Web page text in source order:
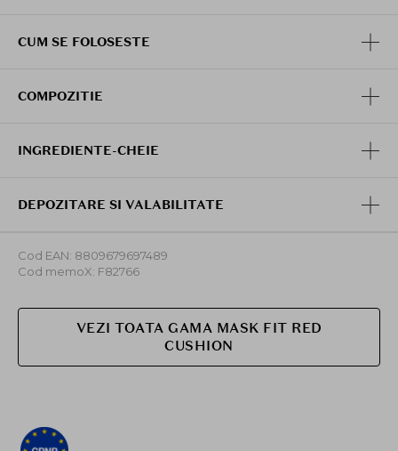
Rezistenta ridicata la transfer.
mentinerea unui aspect sanatos si vibrant al
confort deosebit si controlul excesului de sebum.
size, care se adapteaza tonului pielii pentru a gasi
Tonul pielii se imparte in trei categorii principale:
rece(C), neutru(N) si cald(W), sau mai detaliat in cinci
17N Vanilla - Neutru
21W Natural Ivory - Masliniu
CUM SE FOLOSESTE
COMPOZITIE
INGREDIENTE-CHEIE
DEPOZITARE SI VALABILITATE
Cod EAN: 8809679697489
Cod memoX: F82766
VEZI TOATA GAMA MASK FIT RED
CUSHION